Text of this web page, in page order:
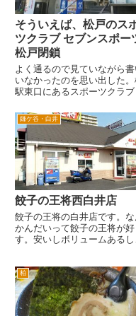
そういえば、松戸のス
ツクラブ セブンスポー
松戸閉鎖
よく通るので見ていながら
いなかったのを思い出した。
駅東口にあるスポーツクラ
だ。 松戸駅東口を出て三井
銀行の交差点を右折。すこし
て行くと松戸で有名なラー
「とみた」が見えてきます
た...
鎌ケ谷・白井
餃子の王将西白井店
餃子の王将の白井店です。
かんだいって餃子の王将が
す。安いしボリュームあるし
いしさです。 テーブル席、
もたくさんありますし、カウ
ー席もひとりのお客さん用
り...
柏